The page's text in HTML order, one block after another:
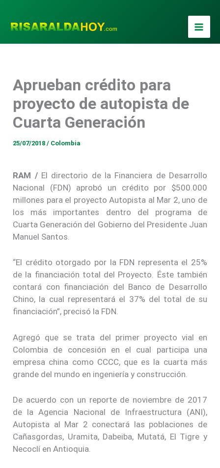
contenido
Aprueban crédito para
proyecto de autopista de
Cuarta Generación
25/07/2018/ Colombia
RAM / El directorio de la Financiera de Desarrollo
Nacional (FDN) aprobó un crédito por $500.000
millones para el proyecto Autopista al Mar 2, uno de
los más importantes dentro del programa de
Cuarta Generación del Gobierno del Presidente Juan
Manuel Santos.
“El crédito otorgado por la FDN representa el 25%
de la financiación total del Proyecto. Éste también
contará con financiación del Banco de Desarrollo
Chino, la cual representará el 37% del total de su
financiación”, precisó la FDN.
Agregó que se trata del primer proyecto vial en
Colombia de concesión en el cual participa una
empresa china como CCCC, que es la cuarta más
grande del mundo en ingeniería y construcción.
De acuerdo con un reporte de noviembre de 2017
de la Agencia Nacional de Infraestructura (ANI),
Autopista al Mar 2 conectará las poblaciones de
Cañasgordas, Uramita, Dabeiba, Mutatá, El Tigre y
Necoclí en Antioquia.